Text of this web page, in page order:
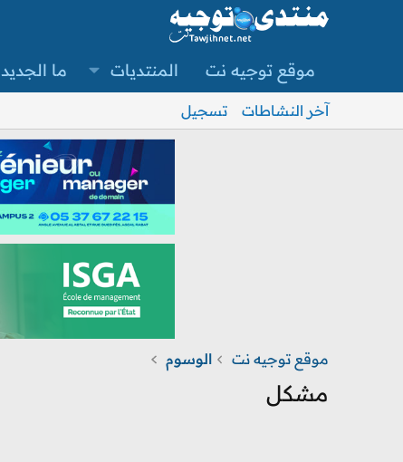
موقع توجيه نت المنتديات ما الجديد
آخر النشاطات تسجيل
موقع توجيه نت الوسوم
مشكل